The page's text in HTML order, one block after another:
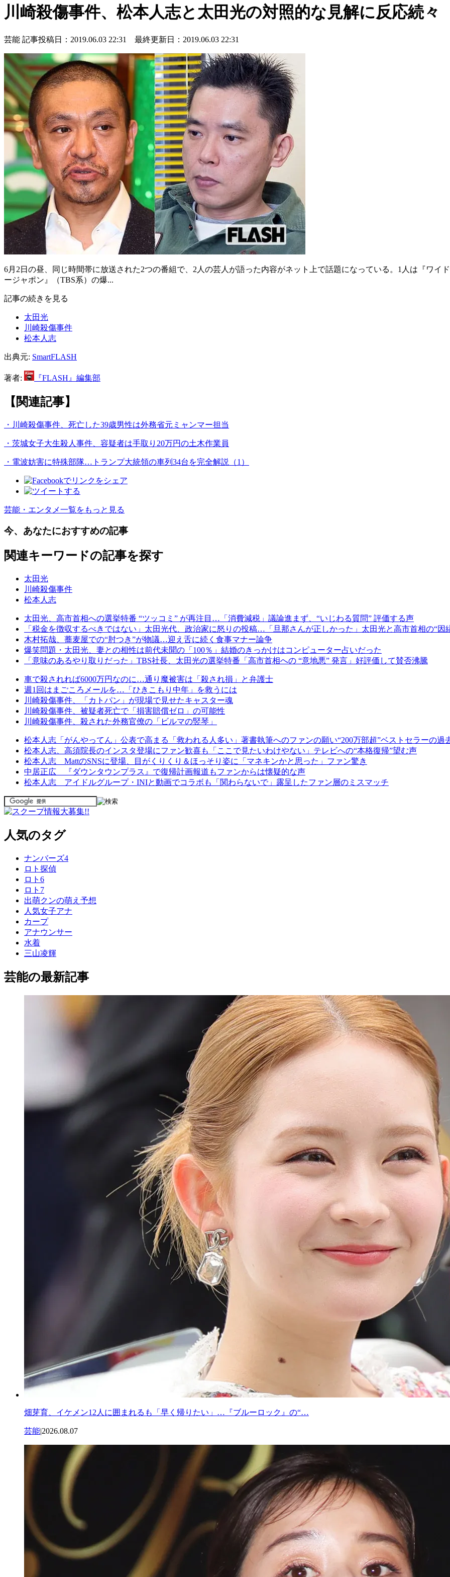
川崎殺傷事件、松本人志と太田光の対照的な見解に反応続々
芸能 記事投稿日：2019.06.03 22:31 最終更新日：2019.06.03 22:31
6月2日の昼、同じ時間帯に放送された2つの番組で、2人の芸人が語った内容がネット上で話題になっている。1人は『ワイ
ージャポン』（TBS系）の爆...
記事の続きを見る
太田光
川崎殺傷事件
松本人志
出典元: SmartFLASH
著者: 『FLASH』編集部
【関連記事】
・川崎殺傷事件、死亡した39歳男性は外務省元ミャンマー担当
・茨城女子大生殺人事件、容疑者は手取り20万円の土木作業員
・電波妨害に特殊部隊…トランプ大統領の車列34台を完全解説（1）
芸能・エンタメ一覧をもっと見る
今、あなたにおすすめの記事
関連キーワードの記事を探す
太田光
川崎殺傷事件
松本人志
太田光、高市首相への選挙特番 “ツッコミ” が再注目…「消費減税」議論進まず、“いじわる質問” 評価する声
「税金を徴収するべきではない」太田光代、政治家に怒りの投稿…「旦那さんが正しかった」太田光と高市首相の“因
木村拓哉、蕎麦屋での“肘つき”が物議…迎え舌に続く食事マナー論争
爆笑問題・太田光、妻との相性は前代未聞の「100％」結婚のきっかけはコンピューター占いだった
「意味のあるやり取りだった」TBS社長、太田光の選挙特番「高市首相への “意地悪” 発言」好評価して賛否沸騰
車で殺されれば6000万円なのに…通り魔被害は「殺され損」と弁護士
週1回はまごころメールを…「ひきこもり中年」を救うには
川崎殺傷事件、「カトパン」が現場で見せたキャスター魂
川崎殺傷事件、被疑者死亡で「損害賠償ゼロ」の可能性
川崎殺傷事件、殺された外務官僚の「ビルマの竪琴」
松本人志「がんやってん」公表で高まる「救われる人多い」著書執筆へのファンの願い“200万部超”ベストセラーの過
松本人志、高須院長のインスタ登場にファン歓喜も「ここで見たいわけやない」テレビへの“本格復帰”望む声
松本人志 MattのSNSに登場、目がくりくり＆ほっそり姿に「マネキンかと思った」ファン驚き
中居正広 『ダウンタウンプラス』で復帰計画報道もファンからは懐疑的な声
松本人志 アイドルグループ・INIと動画でコラボも「関わらないで」露呈したファン層のミスマッチ
人気のタグ
ナンバーズ4
ロト探偵
ロト6
ロト7
出萌クンの萌え予想
人気女子アナ
カープ
アナウンサー
水着
三山凌輝
芸能の最新記事
畑芽育、イケメン12人に囲まれるも「早く帰りたい」…『ブルーロック』の“…
芸能|2026.08.07